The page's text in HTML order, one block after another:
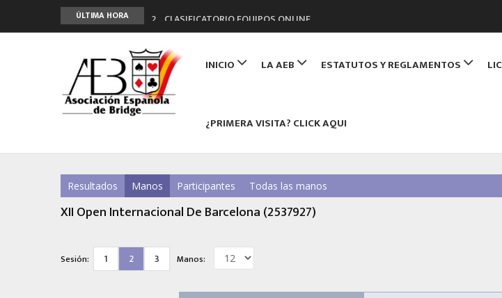
ÚLTIMA HORA
2º CLASIFICATORIO EQUIPOS ONLINE
Curso de Formación y Actualización de Monitores de Bridge
ANUNCIATE EN NUESTRA REVISTA
NUEVA PROGRAMACIÓN TORNEOS FUNBRIDGE
LIGA 11ª
navigation
INICIO LA AEB ESTATUTOS Y REGLAMENTOS
¿PRIMERA VISITA? CLICK AQUI
Resultados Manos Participantes Todas las manos
XII Open Internacional De Barcelona (2537927)
Sesión: 1 2 3 Manos: